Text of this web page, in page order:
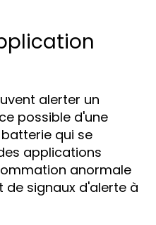
alerter un
possible d'une
qui se
applications
anormale
signaux d'alerte à